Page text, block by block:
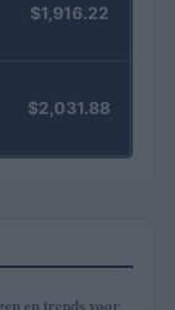
$1,916.22
$2,031.88
en trends voor